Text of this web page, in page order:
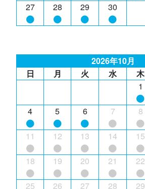
27 28 29 30
2026年10月
日
月 火 水 木
1
4 5 6 7 8
11 12 13 14 15
18 19 20 21 22
25 26 27 28 29